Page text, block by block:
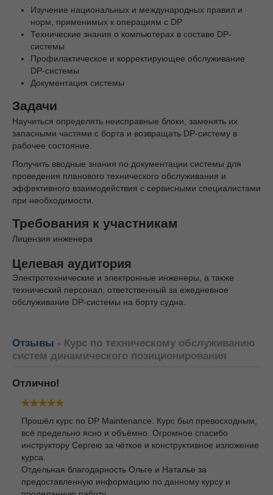
Изучение национальных и международных правил и
норм, применимых к операциям с DP
Технические знания о компьютерах в составе DP-
системы
Профилактическое и корректирующее обслуживание
DP-системы
Документация системы
Задачи
Научиться определять неисправные блоки, заменять их
запасными частями с борта и возвращать DP-систему в
рабочее состояние.
Получить вводные знания по документации системы для
проведения планового технического обслуживания и
эффективного взаимодействия с сервисными специалистами
при необходимости.
Требования к участникам
Лицензия инженера
Целевая аудитория
Электротехнические и электронные инженеры, а также
технический персонал, ответственный за ежедневное
обслуживание DP-системы на борту судна.
Отзывы - Курс по техническому обслуживанию
систем динамического позиционирования
Отлично!
Прошёл курс по DP Maintenance. Курс был превосходным,
всё предельно ясно и объёмно. Огромное спасибо
инструктору Сергею за чёткое и конструктивное изложение
курса.
Отдельная благодарность Ольге и Наталье за
предоставленную информацию по данному курсу и